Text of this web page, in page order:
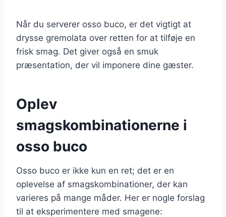
Når du serverer osso buco, er det vigtigt at
drysse gremolata over retten for at tilføje en
frisk smag. Det giver også en smuk
præsentation, der vil imponere dine gæster.
Oplev
smagskombinationerne i
osso buco
Osso buco er ikke kun en ret; det er en
oplevelse af smagskombinationer, der kan
varieres på mange måder. Her er nogle forslag
til at eksperimentere med smagene: